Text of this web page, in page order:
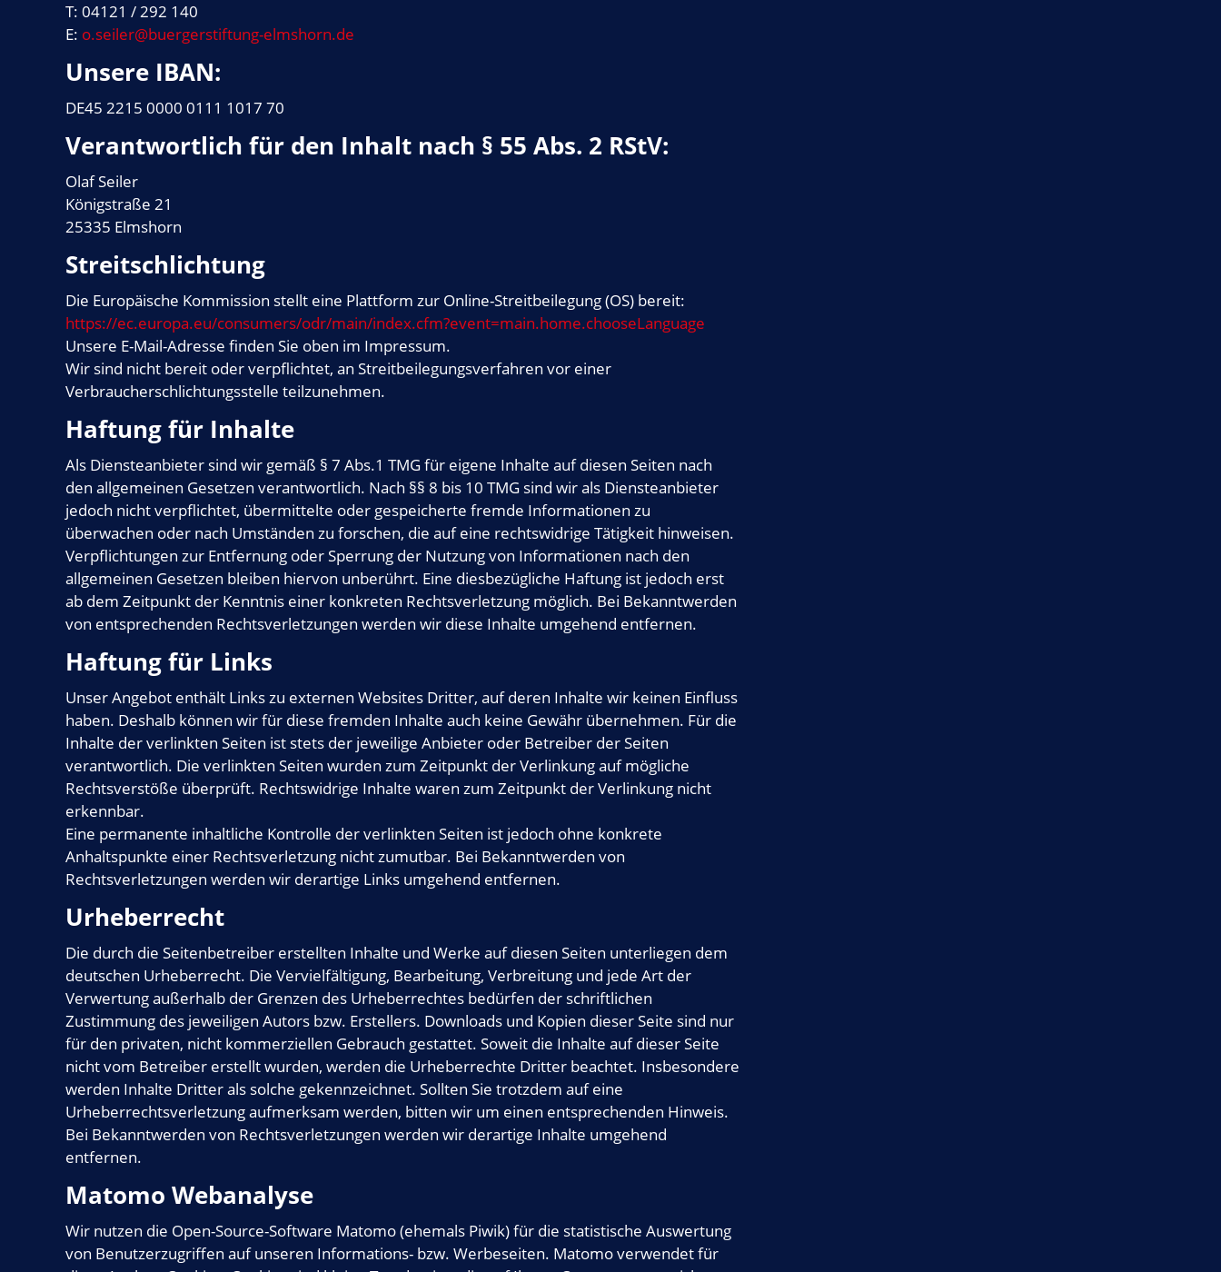
T: 04121 / 292 140
E: o.seiler@buergerstiftung-elmshorn.de
Unsere IBAN:
DE45 2215 0000 0111 1017 70
Verantwortlich für den Inhalt nach § 55 Abs. 2 RStV:
Olaf Seiler
Königstraße 21
25335 Elmshorn
Streitschlichtung
Die Europäische Kommission stellt eine Plattform zur Online-Streitbeilegung (OS) bereit:
https://ec.europa.eu/consumers/odr/main/index.cfm?event=main.home.chooseLanguage
Unsere E-Mail-Adresse finden Sie oben im Impressum.
Wir sind nicht bereit oder verpflichtet, an Streitbeilegungsverfahren vor einer
Verbraucherschlichtungsstelle teilzunehmen.
Haftung für Inhalte
Als Diensteanbieter sind wir gemäß § 7 Abs.1 TMG für eigene Inhalte auf diesen Seiten nach
den allgemeinen Gesetzen verantwortlich. Nach §§ 8 bis 10 TMG sind wir als Diensteanbieter
jedoch nicht verpflichtet, übermittelte oder gespeicherte fremde Informationen zu
überwachen oder nach Umständen zu forschen, die auf eine rechtswidrige Tätigkeit hinweisen.
Verpflichtungen zur Entfernung oder Sperrung der Nutzung von Informationen nach den
allgemeinen Gesetzen bleiben hiervon unberührt. Eine diesbezügliche Haftung ist jedoch erst
ab dem Zeitpunkt der Kenntnis einer konkreten Rechtsverletzung möglich. Bei Bekanntwerden
von entsprechenden Rechtsverletzungen werden wir diese Inhalte umgehend entfernen.
Haftung für Links
Unser Angebot enthält Links zu externen Websites Dritter, auf deren Inhalte wir keinen Einfluss
haben. Deshalb können wir für diese fremden Inhalte auch keine Gewähr übernehmen. Für die
Inhalte der verlinkten Seiten ist stets der jeweilige Anbieter oder Betreiber der Seiten
verantwortlich. Die verlinkten Seiten wurden zum Zeitpunkt der Verlinkung auf mögliche
Rechtsverstöße überprüft. Rechtswidrige Inhalte waren zum Zeitpunkt der Verlinkung nicht
erkennbar.
Eine permanente inhaltliche Kontrolle der verlinkten Seiten ist jedoch ohne konkrete
Anhaltspunkte einer Rechtsverletzung nicht zumutbar. Bei Bekanntwerden von
Rechtsverletzungen werden wir derartige Links umgehend entfernen.
Urheberrecht
Die durch die Seitenbetreiber erstellten Inhalte und Werke auf diesen Seiten unterliegen dem
deutschen Urheberrecht. Die Vervielfältigung, Bearbeitung, Verbreitung und jede Art der
Verwertung außerhalb der Grenzen des Urheberrechtes bedürfen der schriftlichen
Zustimmung des jeweiligen Autors bzw. Erstellers. Downloads und Kopien dieser Seite sind nur
für den privaten, nicht kommerziellen Gebrauch gestattet. Soweit die Inhalte auf dieser Seite
nicht vom Betreiber erstellt wurden, werden die Urheberrechte Dritter beachtet. Insbesondere
werden Inhalte Dritter als solche gekennzeichnet. Sollten Sie trotzdem auf eine
Urheberrechtsverletzung aufmerksam werden, bitten wir um einen entsprechenden Hinweis.
Bei Bekanntwerden von Rechtsverletzungen werden wir derartige Inhalte umgehend
entfernen.
Matomo Webanalyse
Wir nutzen die Open-Source-Software Matomo (ehemals Piwik) für die statistische Auswertung
von Benutzerzugriffen auf unseren Informations- bzw. Werbeseiten. Matomo verwendet für